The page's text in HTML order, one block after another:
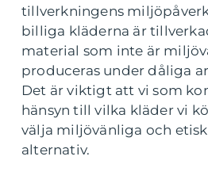
tillverkningens
billiga kläderna är
material som inte är
produceras under dåliga
Det är viktigt att vi som
hänsyn till vilka kläder vi
välja miljövänliga och
alternativ.